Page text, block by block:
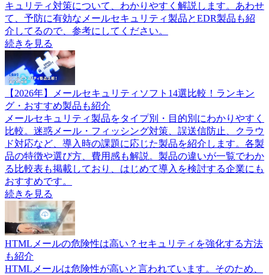
キュリティ対策について、わかりやすく解説します。あわせ
て、予防に有効なメールセキュリティ製品とEDR製品も紹
介してるので、参考にしてください。
続きを見る
【2026年】メールセキュリティソフト14選比較！ランキン
グ・おすすめ製品も紹介
メールセキュリティ製品をタイプ別・目的別にわかりやすく
比較。迷惑メール・フィッシング対策、誤送信防止、クラウ
ド対応など、導入時の課題に応じた製品を紹介します。各製
品の特徴や選び方、費用感も解説。製品の違いが一覧でわか
る比較表も掲載しており、はじめて導入を検討する企業にも
おすすめです。
続きを見る
HTMLメールの危険性は高い？セキュリティを強化する方法
も紹介
HTMLメールは危険性が高いと言われています。そのため、